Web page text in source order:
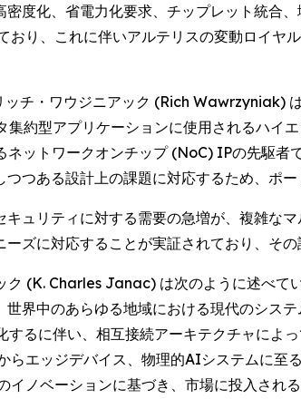
度化、省電力化要求、チップレット統合
おり、これに伴いアルテリスの変動ロイヤ
チ・ワウジニアック (Rich Wawrzyniak)
約型アプリケーションに使用されるハイ
ットワークオンチップ (NoC) IPの先駆者
つある設計上の課題に対応するため、ポー
ュリティに対する需要の急増が、複雑な
ズに対応することが実証されており、そ
ク (K. Charles Janac) は次のように述べ
界中のあらゆる地域における現代のシス
るに伴い、相互接続アーキテクチャによ
らエッジデバイス、物理的AIシステムに
ノベーションに基づき、市場に投入され